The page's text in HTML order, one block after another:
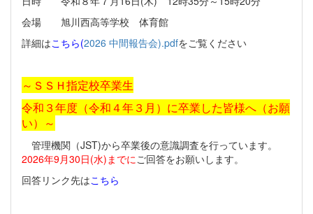
会場 旭川西高等学校 体育館
詳細はこちら(2026 中間報告会).pdfをご覧ください
～ＳＳＨ指定校卒業生
令和３年度（令和４年３月）に卒業した皆様へ（お願
い）～
管理機関（JST)から卒業後の意識調査を行っています。
2026年9月30日(水)までにご回答をお願いします。
回答リンク先はこちら